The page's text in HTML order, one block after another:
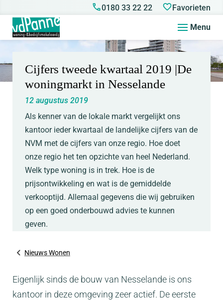
0180 33 22 22 Favorieten
Menu
Cijfers tweede kwartaal 2019 |De
woningmarkt in Nesselande
12 augustus 2019
Als kenner van de lokale markt vergelijkt ons
kantoor ieder kwartaal de landelijke cijfers van de
NVM met de cijfers van onze regio. Hoe doet
onze regio het ten opzichte van heel Nederland.
Welk type woning is in trek. Hoe is de
prijsontwikkeling en wat is de gemiddelde
verkooptijd. Allemaal gegevens die wij gebruiken
op een goed onderbouwd advies te kunnen
geven.
Nieuws Wonen
Eigenlijk sinds de bouw van Nesselande is ons
kantoor in deze omgeving zeer actief. De eerste